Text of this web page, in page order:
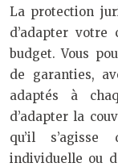
La protection
d’adapter
budget. Vous
de garanties,
adaptés à
d’adapter la
qu’il s’agisse
individuelle ou